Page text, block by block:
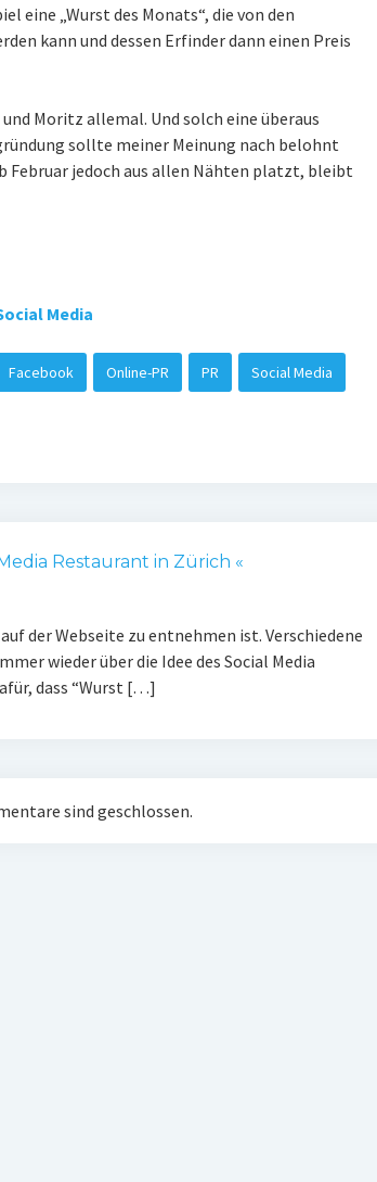
eine „Wurst des Monats“, die von den
kann und dessen Erfinder dann einen Preis
Moritz allemal. Und solch eine überaus
sollte meiner Meinung nach belohnt
Februar jedoch aus allen Nähten platzt, bleibt
Media
Facebook Online-PR PR Social Media
Restaurant in Zürich «
der Webseite zu entnehmen ist. Verschiedene
wieder über die Idee des Social Media
dass “Wurst […]
sind geschlossen.